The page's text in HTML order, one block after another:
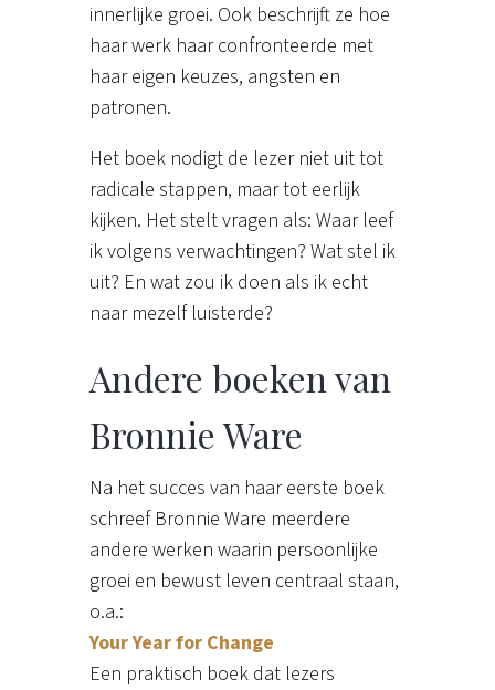
innerlijke groei. Ook beschrijft ze hoe
haar werk haar confronteerde met
haar eigen keuzes, angsten en
patronen.
Het boek nodigt de lezer niet uit tot
radicale stappen, maar tot eerlijk
kijken. Het stelt vragen als: Waar leef
ik volgens verwachtingen? Wat stel ik
uit? En wat zou ik doen als ik echt
naar mezelf luisterde?
Andere boeken van
Bronnie Ware
Na het succes van haar eerste boek
schreef Bronnie Ware meerdere
andere werken waarin persoonlijke
groei en bewust leven centraal staan,
o.a.:
Your Year for Change
Een praktisch boek dat lezers